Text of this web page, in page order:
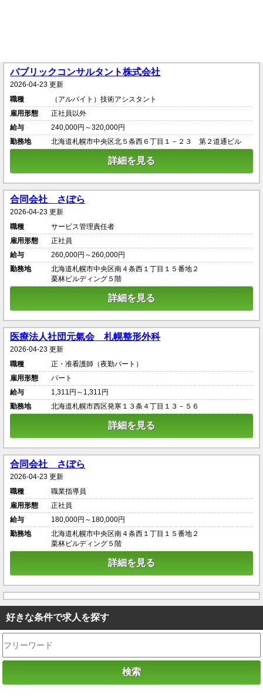
パブリックコンサルタント株式会社
2026-04-23 更新
職種
（アルバイト）技術アシスタント
雇用形態
正社員以外
給与
240,000円～320,000円
勤務地
北海道札幌市中央区北５条西６丁目１－２３ 第２道通ビル
詳細を見る
合同会社 さぽら
2026-04-23 更新
職種
サービス管理責任者
雇用形態
正社員
給与
260,000円～260,000円
勤務地
北海道札幌市中央区南４条西１丁目１５番地２
栗林ビルディング５階
詳細を見る
医療法人社団元氣会 札幌整形外科
2026-04-23 更新
職種
正・准看護師（夜勤パート）
雇用形態
パート
給与
1,311円～1,311円
勤務地
北海道札幌市西区発寒１３条４丁目１３－５６
詳細を見る
合同会社 さぽら
2026-04-23 更新
職種
職業指導員
雇用形態
正社員
給与
180,000円～180,000円
勤務地
北海道札幌市中央区南４条西１丁目１５番地２
栗林ビルディング５階
詳細を見る
好きな条件で求人を探す